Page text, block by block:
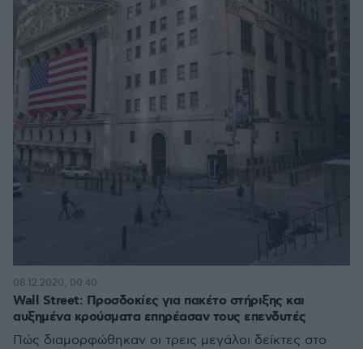
Wall Street: Προσδοκίες για πακέτο στήριξης και
αυξημένα κρούσματα επηρέασαν τους επενδυτές
Πώς διαμορφώθηκαν οι τρεις μεγάλοι δείκτες στο
08.12.2020, 00:40